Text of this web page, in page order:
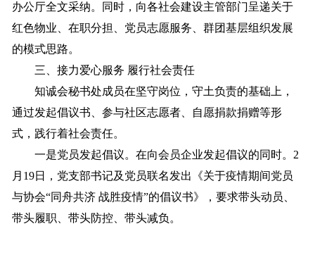
办公厅全文采纳。同时，向各社会建设主管部门呈递关于
红色物业、在职分担、党员志愿服务、群团基层组织发展
的模式思路。
三、接力爱心服务 履行社会责任
知诚会秘书处成员在坚守岗位，守土负责的基础上，
通过发起倡议书、参与社区志愿者、自愿捐款捐赠等形
式，践行着社会责任。
一是党员发起倡议。在向会员企业发起倡议的同时。2
月19日，党支部书记及党员联名发出《关于疫情期间党员
与协会“同舟共济 战胜疫情”的倡议书》，要求带头动员、
带头履职、带头防控、带头减负。